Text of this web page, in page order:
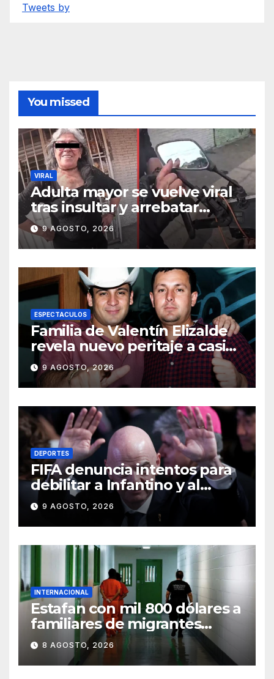
Tweets by
You missed
VIRAL
Adulta mayor se vuelve viral
tras insultar y arrebatar
celular a repartidor
9 AGOSTO, 2026
ESPECTACULOS
Familia de Valentín Elizalde
revela nuevo peritaje a casi
20 años de su homîcîdîo
9 AGOSTO, 2026
DEPORTES
FIFA denuncia intentos para
debilitar a Infantino y al
propio organismo
9 AGOSTO, 2026
INTERNACIONAL
Estafan con mil 800 dólares a
familiares de migrantes
detenidos en Estados Unidos;
prometen liberarlos
8 AGOSTO, 2026